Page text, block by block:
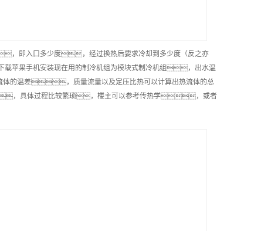
，即入口多少度，经过换热后要求冷却到多少度（反之亦
苹果手机安装现在用的制冷机组为模块式制冷机组，出水温
温差，质量流量以及定压比热可以计算出热流体的总
，具体过程比较繁琐，楼主可以参考传热学，或者